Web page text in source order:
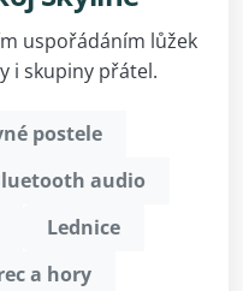
uspořádáním lůžek
i skupiny přátel.
postele
audio
Lednice
a hory